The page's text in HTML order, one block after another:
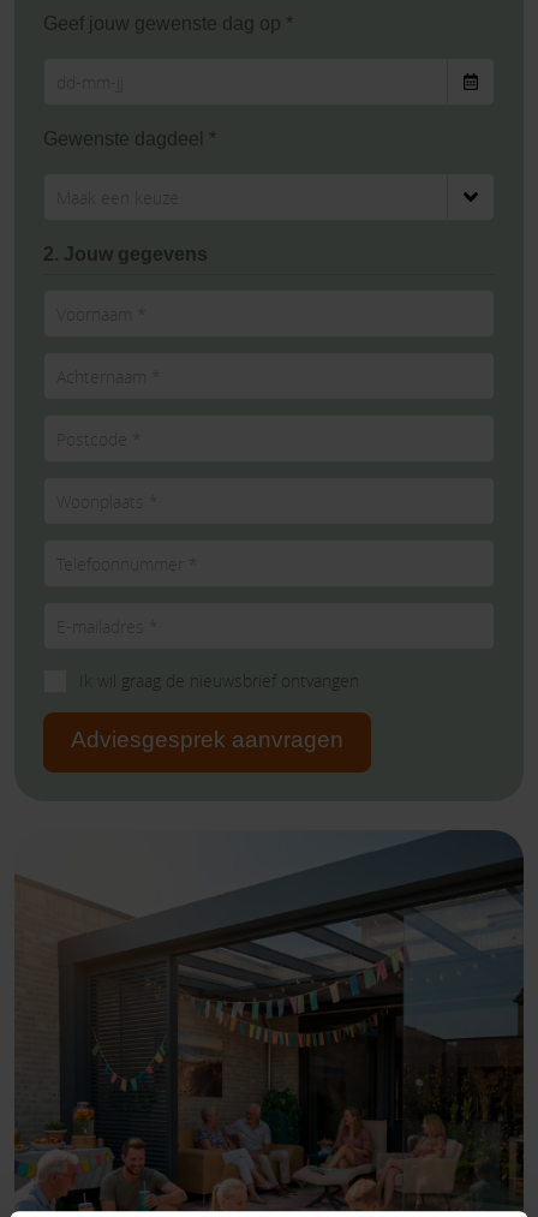
Geef jouw gewenste dag op *
Gewenste dagdeel *
2. Jouw gegevens
Ik wil graag de nieuwsbrief ontvangen
Adviesgesprek aanvragen